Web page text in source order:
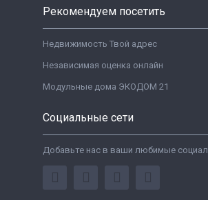
Рекомендуем посетить
Недвижимость Твой адрес
Независимая оценка онлайн
Модульные дома ЭКОДОМ 21
Социальные сети
Добавьте нас в ваши любимые